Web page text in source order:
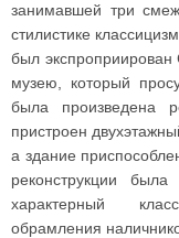
занимавшей три
стилистике
был
музею, который
была произведена
пристроен
а здание
реконструкции
характерный
обрамления